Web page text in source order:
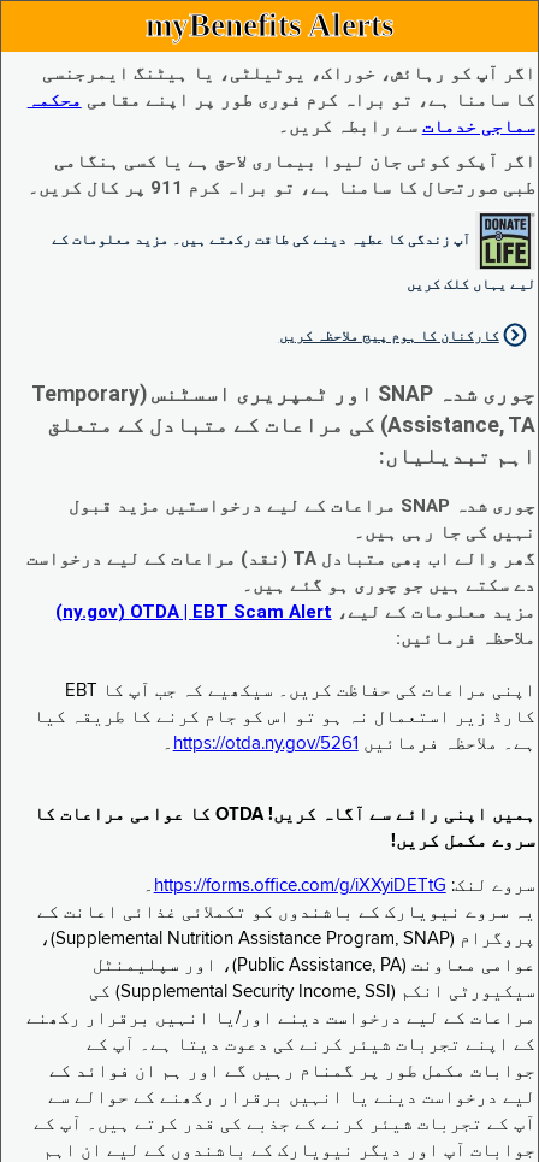
myBenefits Alerts
اگر آپ کو رہائش، خوراک، یوٹیلٹی، یا ہیٹنگ ایمرجنسی
کا سامنا ہے، تو براہ کرم فوری طور پر اپنے مقامی محکمہ
سماجی خدمات سے رابطہ کریں۔
اگر آپکو کوئی جان لیوا بیماری لاحق ہے یا کسی ہنگامی
طبی صورتحال کا سامنا ہے، تو براہ کرم 911 پر کال کریں۔
آپ زندگی کا عطیہ دینے کی طاقت رکھتے ہیں۔ مزید معلومات کے
لیے یہاں کلک کریں
کارکنان کا ہوم پیج ملاحظہ کریں
چوری شدہ SNAP اور ٹمپریری اسسٹنس (Temporary
Assistance, TA) کی مراعات کے متبادل کے متعلق
اہم تبدیلیاں:
چوری شدہ SNAP مراعات کے لیے درخواستیں مزید قبول
نہیں کی جا رہی ہیں۔
گھر والے اب بھی متبادل TA (نقد) مراعات کے لیے درخواست
دے سکتے ہیں جو چوری ہو گئے ہیں۔
مزید معلومات کے لیے، EBT Scam Alert ‏| OTDA ‏(ny.gov)
ملاحظہ فرمائیں:
اپنی مراعات کی حفاظت کریں۔ سیکھیے کہ جب آپ کا EBT
کارڈ زیر استعمال نہ ہو تو اس کو جام کرنے کا طریقہ کیا
ہے۔ ملاحظہ فرمائیں https://otda.ny.gov/5261 ۔
ہمیں اپنی رائے سے آگاہ کریں! OTDA کا عوامی مراعات کا
سروے مکمل کریں!
سروے لنک: https://forms.office.com/g/iXXyiDETtG ۔
یہ سروے نیویارک کے باشندوں کو تکملائی غذائی اعانت کے
پروگرام (Supplemental Nutrition Assistance Program, SNAP)،
عوامی معاونت (Public Assistance, PA)، اور سپلیمنٹل
سیکیورٹی انکم (Supplemental Security Income, SSI) کی
مراعات کے لیے درخواست دینے اور/یا انہیں برقرار رکھنے
کے اپنے تجربات شیئر کرنے کی دعوت دیتا ہے۔ آپ کے
جوابات مکمل طور پر گمنام رہیں گے اور ہم ان فوائد کے
لیے درخواست دینے یا انہیں برقرار رکھنے کے حوالے سے
آپ کے تجربات شیئر کرنے کے جذبے کی قدر کرتے ہیں۔ آپ کے
جوابات آپ اور دیگر نیویارک کے باشندوں کے لیے ان اہم